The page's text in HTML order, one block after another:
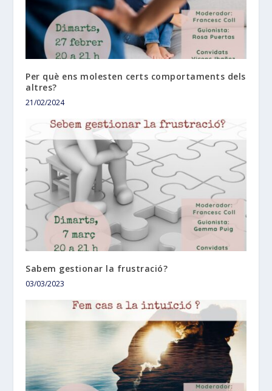
Per què ens molesten certs comportaments dels
altres?
21/02/2024
Sabem gestionar la frustració?
03/03/2023